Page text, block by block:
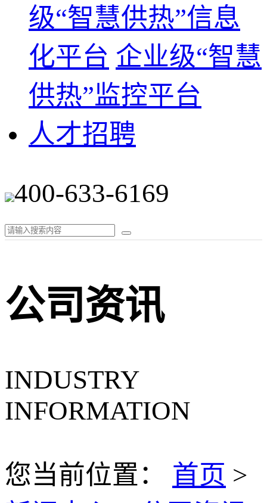
级“智慧供热”信息
化平台 企业级“智慧
供热”监控平台
人才招聘
400-633-6169
公司资讯
INDUSTRY
INFORMATION
您当前位置： 首页 >